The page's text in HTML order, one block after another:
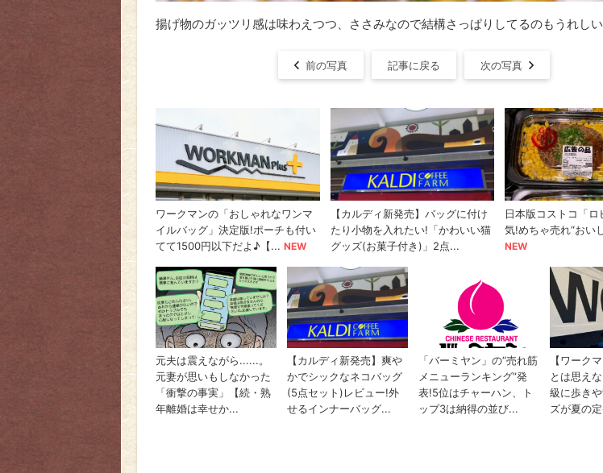
揚げ物のガッツリ感は味わえつつ、ささみなので結構さっぱりしてるのもうれしい
前の写真 記事に戻る 次の写真